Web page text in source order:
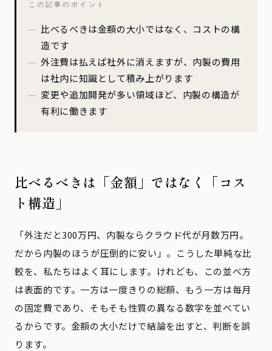
この記事のポイント
比べるべきは金額の大小ではなく、コストの構
造です
外注費は払えば社外に消えますが、内製の費用
は社内に知識として積み上がります
変更や追加開発が多い領域ほど、内製の構造が
有利に働きます
比べるべきは「金額」ではなく「コス
ト構造」
「外注だと300万円、内製ならクラウド代が月数万円。
だから内製のほうが圧倒的に安い」。こうした単純な比
較を、私たちはよく耳にします。けれども、この並べ方
は表面的です。一方は一度きりの総額、もう一方は毎月
の固定費であり、そもそも性質の異なる数字を並べてい
るからです。金額の大小だけで結論を出すと、判断を誤
ります。